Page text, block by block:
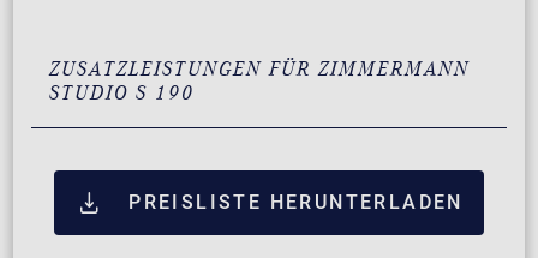
ZUSATZLEISTUNGEN FÜR ZIMMERMANN
STUDIO S 190
PREISLISTE HERUNTERLADEN